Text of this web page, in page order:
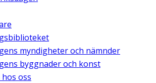
myndigheter och nämnder
byggnader och konst
oss